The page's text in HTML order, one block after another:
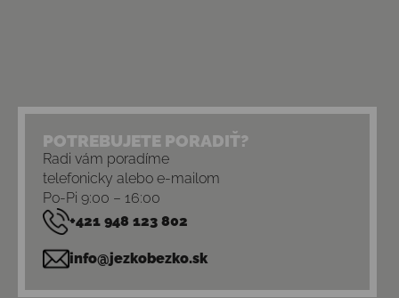
POTREBUJETE PORADIŤ?
Radi vám poradíme
telefonicky alebo e-mailom
Po-Pi 9:00 – 16:00
+421 948 123 802
info@jezkobezko.sk